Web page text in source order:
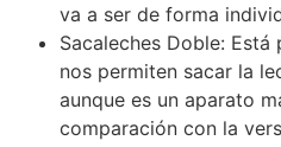
va a ser de forma
Sacaleches Doble:
nos permiten sacar la
aunque es un aparato
comparación con la